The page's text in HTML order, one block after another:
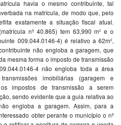
havia o mesmo contribuinte, tal
na matrícula, de modo que, pelo
exatamente a situação fiscal atual.
nº 40.865) tem 63,990 m² e o
009.044.0146-4) é relativo a 62m²,
não engloba a garagem, que
mesma forma o imposto de transmissão
4 não engloba toda a área
imobiliárias (garagem e
impostos de transmissão a serem
sendo evidente que a guia relativa ao
engloba a garagem. Assim, para a
obter perante o município o nº